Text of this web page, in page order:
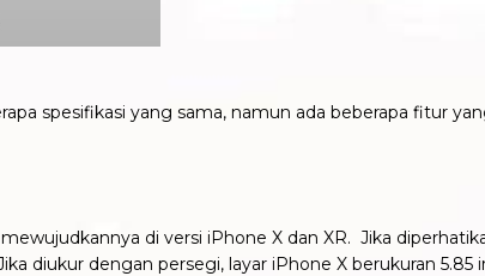
spesifikasi yang sama, namun ada beberapa fitur
di versi iPhone X dan XR. Jika
diukur dengan persegi, layar iPhone X berukuran 5.85